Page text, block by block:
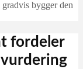
bygger den
fordeler